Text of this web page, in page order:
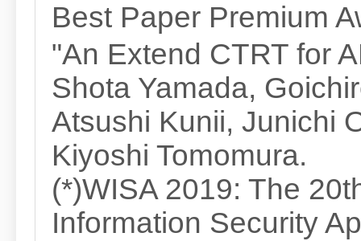
Best Paper Premium
"An Extend CTRT for
Shota Yamada,
Atsushi Kunii, Junichi
Kiyoshi Tomomura.
(*)WISA 2019: The
Information Security